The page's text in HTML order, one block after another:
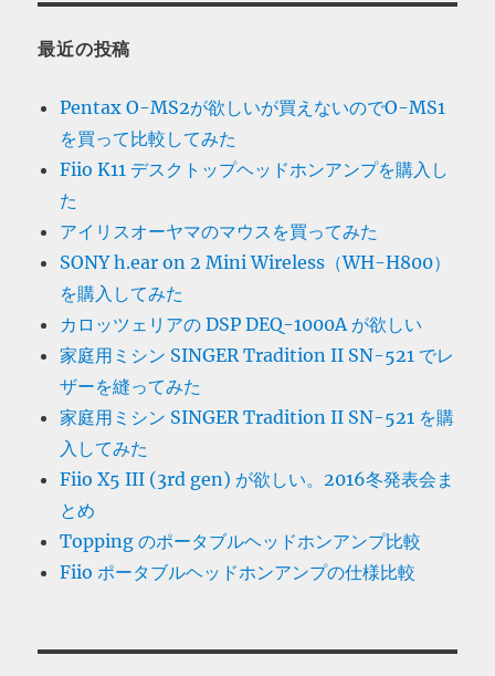
最近の投稿
Pentax O-MS2が欲しいが買えないのでO-MS1
を買って比較してみた
Fiio K11 デスクトップヘッドホンアンプを購入し
た
アイリスオーヤマのマウスを買ってみた
SONY h.ear on 2 Mini Wireless（WH-H800）
を購入してみた
カロッツェリアの DSP DEQ-1000A が欲しい
家庭用ミシン SINGER Tradition II SN-521 でレ
ザーを縫ってみた
家庭用ミシン SINGER Tradition II SN-521 を購
入してみた
Fiio X5 III (3rd gen) が欲しい。2016冬発表会ま
とめ
Topping のポータブルヘッドホンアンプ比較
Fiio ポータブルヘッドホンアンプの仕様比較